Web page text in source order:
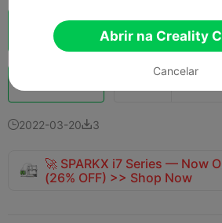
Fatiamento na Nuvem Abrir na
2022-03-203
🚀 SPARKX i7 Series — Now
(26% OFF) >> Shop Now
Abrir na Creality
Cancelar